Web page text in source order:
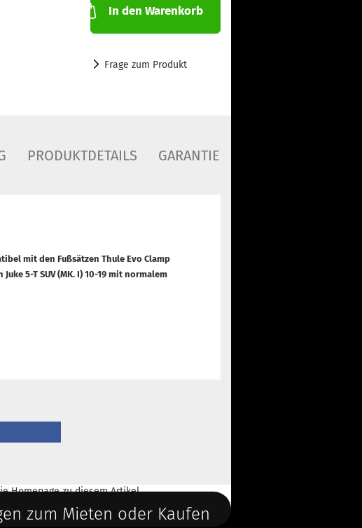
In den Warenkorb
Frage zum Produkt
PRODUKTDETAILS GARANTIE
mit den Fußsätzen Thule Evo Clamp
5-T SUV (MK. I) 10-19 mit normalem
Homepagezu diesem Artikel.
zum Mieten oder Kaufen